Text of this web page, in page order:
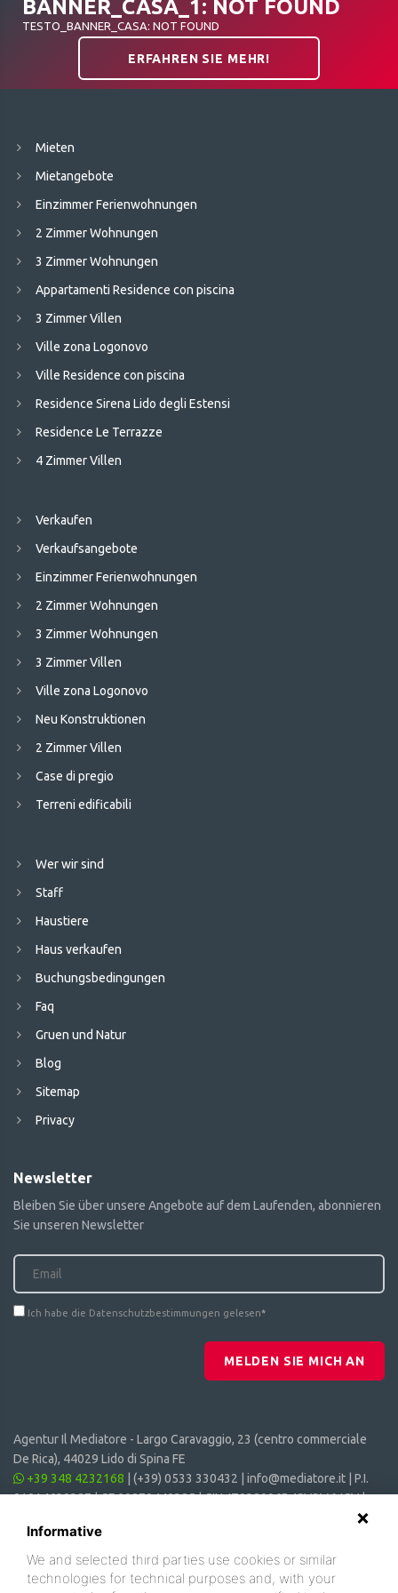
BANNER_CASA_1: NOT FOUND
TESTO_BANNER_CASA: NOT FOUND
ERFAHREN SIE MEHR!
Mieten
Mietangebote
Einzimmer Ferienwohnungen
2 Zimmer Wohnungen
3 Zimmer Wohnungen
Appartamenti Residence con piscina
3 Zimmer Villen
Ville zona Logonovo
Ville Residence con piscina
Residence Sirena Lido degli Estensi
Residence Le Terrazze
4 Zimmer Villen
Verkaufen
Verkaufsangebote
Einzimmer Ferienwohnungen
2 Zimmer Wohnungen
3 Zimmer Wohnungen
3 Zimmer Villen
Ville zona Logonovo
Neu Konstruktionen
2 Zimmer Villen
Case di pregio
Terreni edificabili
Wer wir sind
Staff
Haustiere
Haus verkaufen
Buchungsbedingungen
Faq
Gruen und Natur
Blog
Sitemap
Privacy
Newsletter
Bleiben Sie über unsere Angebote auf dem Laufenden, abonnieren
Sie unseren Newsletter
Ich habe die Datenschutzbestimmungen gelesen*
MELDEN SIE MICH AN
Agentur Il Mediatore - Largo Caravaggio, 23 (centro commerciale
De Rica), 44029 Lido di Spina FE
+39 348 4232168
(+39) 0533 330432 info@mediatore.it | P.I.
01014620387 | CF 00870440385 | CIN: IT038006B4SVSM6JCV |
Informative
We and selected third parties use cookies or similar
technologies for technical purposes and, with your